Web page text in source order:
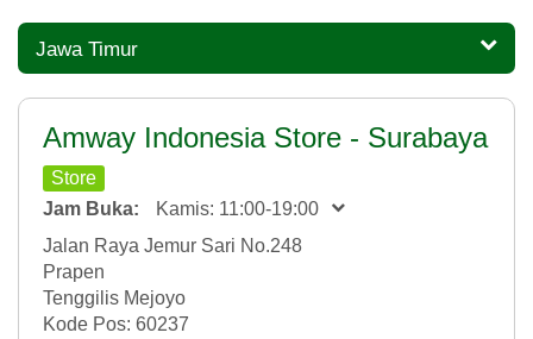
Jawa Timur
Amway Indonesia Store - Surabaya
Store
Jam Buka:
Kamis: 11:00-19:00
Jalan Raya Jemur Sari No.248
Prapen
Tenggilis Mejoyo
Kode Pos: 60237